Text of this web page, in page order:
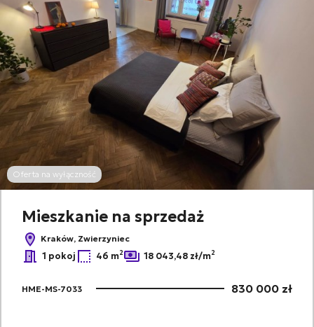
Oferta na wyłączność
Mieszkanie na sprzedaż
Kraków, Zwierzyniec
1 pokoj 46 m2 18 043,48 zł/m2
HME-MS-7033 830 000 zł